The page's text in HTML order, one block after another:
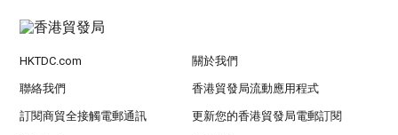
HKTDC.com 關於我們
聯絡我們 香港貿發局流動應用程式
訂閱商貿全接觸電郵通訊 更新您的香港貿發局電郵訂閱